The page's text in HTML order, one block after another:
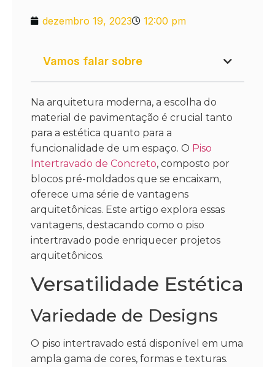
dezembro 19, 2023 12:00 pm
Vamos falar sobre
Na arquitetura moderna, a escolha do
material de pavimentação é crucial tanto
para a estética quanto para a
funcionalidade de um espaço. O Piso
Intertravado de Concreto, composto por
blocos pré-moldados que se encaixam,
oferece uma série de vantagens
arquitetônicas. Este artigo explora essas
vantagens, destacando como o piso
intertravado pode enriquecer projetos
arquitetônicos.
Versatilidade Estética
Variedade de Designs
O piso intertravado está disponível em uma
ampla gama de cores, formas e texturas.